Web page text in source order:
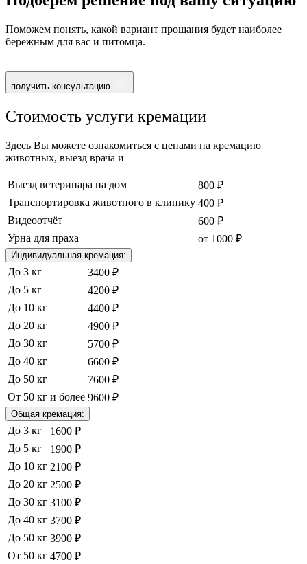
Поможем понять, какой вариант прощания будет наиболее
бережным для вас и питомца.
получить консультацию
Стоимость услуги кремации
Здесь Вы можете ознакомиться с ценами на кремацию
животных, выезд врача и
Выезд ветеринара на дом
800 ₽
Транспортировка животного в клинику 400 ₽
Видеоотчёт
600 ₽
Урна для праха
от 1000 ₽
Индивидуальная кремация:
До 3 кг
3400 ₽
До 5 кг
4200 ₽
До 10 кг
4400 ₽
До 20 кг
4900 ₽
До 30 кг
5700 ₽
До 40 кг
6600 ₽
До 50 кг
7600 ₽
От 50 кг и более 9600 ₽
Общая кремация:
До 3 кг
1600 ₽
До 5 кг
1900 ₽
До 10 кг 2100 ₽
До 20 кг 2500 ₽
До 30 кг 3100 ₽
До 40 кг 3700 ₽
До 50 кг 3900 ₽
От 50 кг 4700 ₽